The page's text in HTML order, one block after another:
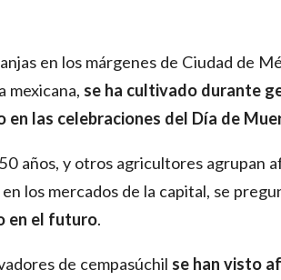
en los márgenes de Ciudad de
mexicana, se ha cultivado durante
en las celebraciones del Día de
años, y otros agricultores agrupan
los mercados de la capital, se
en el futuro.
de cempasúchil se han visto